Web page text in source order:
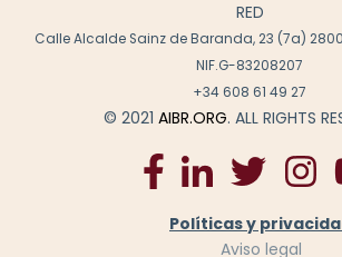
RED
Calle Alcalde Sainz de Baranda, 23 (7a)
NIF.G-83208207
+34 608 61 49 27
© 2021 AIBR.ORG. ALL RIGHTS
Políticas y
Aviso legal